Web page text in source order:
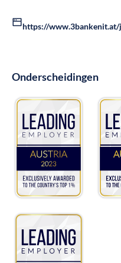
https://
Onderscheidingen